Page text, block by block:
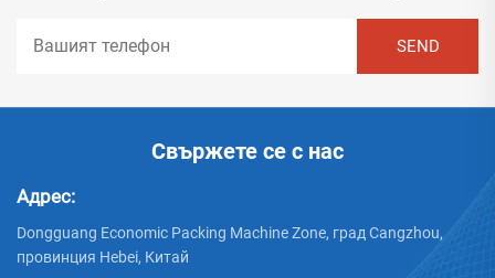
Свържете се с нас
Адрес:
Dongguang Economic Packing Machine Zone, град Cangzhou,
провинция Hebei, Китай